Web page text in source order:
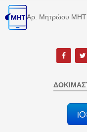
Αρ. Μητρώου